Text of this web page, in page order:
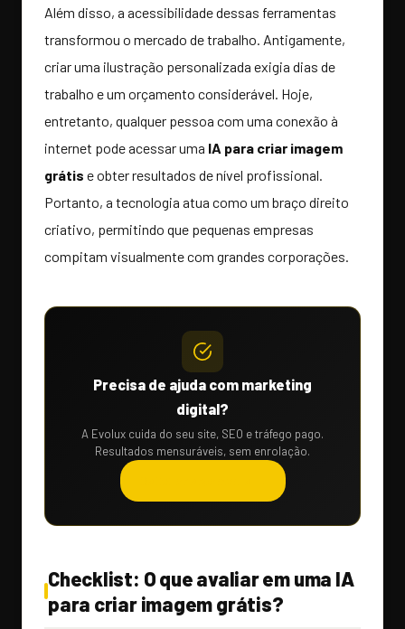
Além disso, a acessibilidade dessas ferramentas
transformou o mercado de trabalho. Antigamente,
criar uma ilustração personalizada exigia dias de
trabalho e um orçamento considerável. Hoje,
entretanto, qualquer pessoa com uma conexão à
internet pode acessar uma IA para criar imagem
grátis e obter resultados de nível profissional.
Portanto, a tecnologia atua como um braço direito
criativo, permitindo que pequenas empresas
compitam visualmente com grandes corporações.
Precisa de ajuda com marketing
digital?
A Evolux cuida do seu site, SEO e tráfego pago.
Resultados mensuráveis, sem enrolação.
Checklist: O que avaliar em uma IA
para criar imagem grátis?